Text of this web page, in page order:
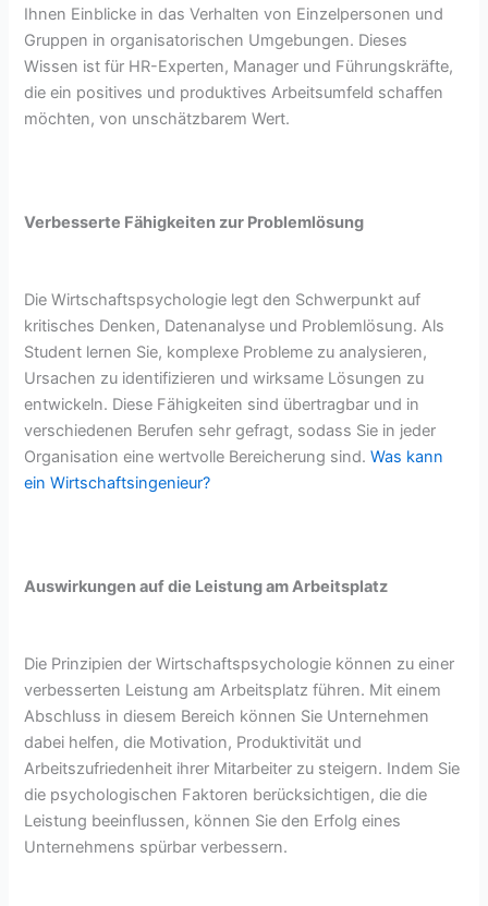
Ihnen Einblicke in das Verhalten von Einzelpersonen und
Gruppen in organisatorischen Umgebungen. Dieses
Wissen ist für HR-Experten, Manager und Führungskräfte,
die ein positives und produktives Arbeitsumfeld schaffen
möchten, von unschätzbarem Wert.
Verbesserte Fähigkeiten zur Problemlösung
Die Wirtschaftspsychologie legt den Schwerpunkt auf
kritisches Denken, Datenanalyse und Problemlösung. Als
Student lernen Sie, komplexe Probleme zu analysieren,
Ursachen zu identifizieren und wirksame Lösungen zu
entwickeln. Diese Fähigkeiten sind übertragbar und in
verschiedenen Berufen sehr gefragt, sodass Sie in jeder
Organisation eine wertvolle Bereicherung sind.Was kann
ein Wirtschaftsingenieur?
Auswirkungen auf die Leistung am Arbeitsplatz
Die Prinzipien der Wirtschaftspsychologie können zu einer
verbesserten Leistung am Arbeitsplatz führen. Mit einem
Abschluss in diesem Bereich können Sie Unternehmen
dabei helfen, die Motivation, Produktivität und
Arbeitszufriedenheit ihrer Mitarbeiter zu steigern. Indem Sie
die psychologischen Faktoren berücksichtigen, die die
Leistung beeinflussen, können Sie den Erfolg eines
Unternehmens spürbar verbessern.